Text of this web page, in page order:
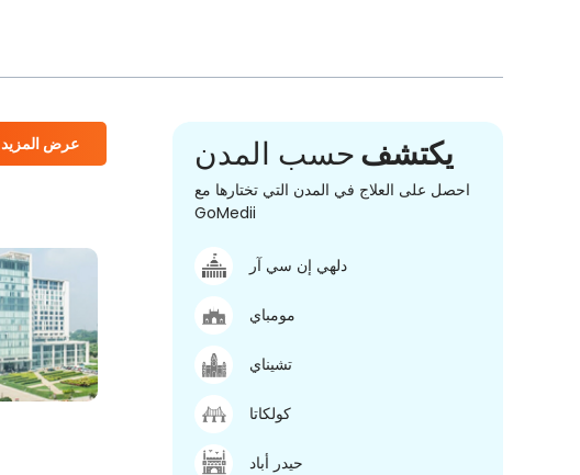
عرض المزيد يكتشفحسب المدن
احصل على العلاج في المدن التي تختارها مع
GoMedii
دلهي إن سي آر
مومباي
تشيناي
كولكاتا
حيدر أباد